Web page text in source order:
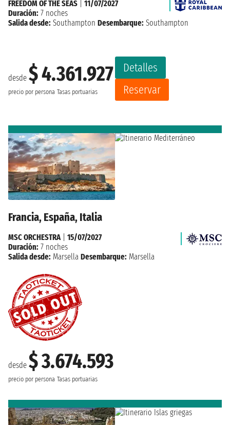
desde $ 4.361.927
precio por persona Tasas portuarias
Detalles
Reservar
FREEDOM OF THE SEAS
11/07/2027
Duración: 7 noches
Salida desde: Southampton Desembarque: Southampton
Francia, España, Italia
desde $ 3.674.593
precio por persona Tasas portuarias
MSC ORCHESTRA
15/07/2027
Duración: 7 noches
Salida desde: Marsella Desembarque: Marsella